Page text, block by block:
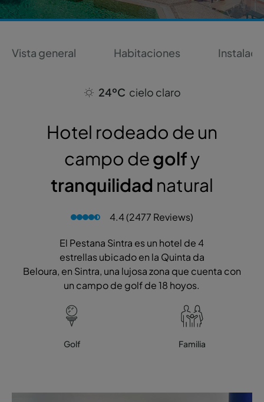
Vista general Habitaciones
24ºC cielo claro
Hotel rodeado de un
campo degolfy
tranquilidad natural
4.4 (2477 Reviews)
El Pestana Sintra es un hotel de 4
estrellas ubicado en la Quinta da
Beloura, en Sintra, una lujosa zona que cuenta con
un campo de golf de 18 hoyos.
Golf Familia